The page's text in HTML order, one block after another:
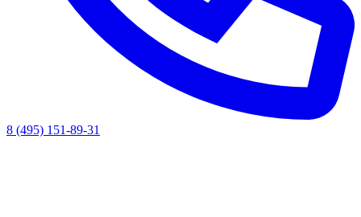
8 (495) 151-89-31